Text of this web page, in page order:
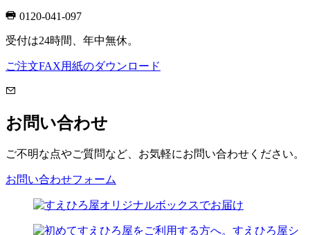
0120-041-097
受付は24時間、年中無休。
ご注文FAX用紙のダウンロード
お問い合わせ
ご不明な点やご質問など、お気軽にお問い合わせください。
お問い合わせフォーム